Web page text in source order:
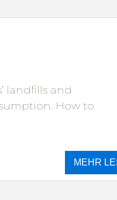
landfills and
How to
MEHR